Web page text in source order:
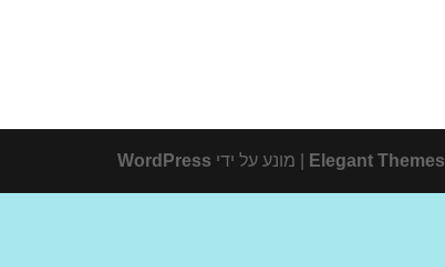
Elegant Themes | מונע על ידי WordPress